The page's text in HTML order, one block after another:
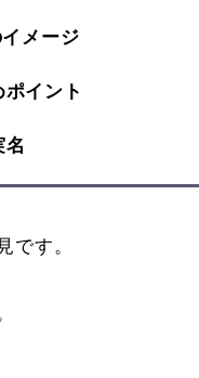
メージ
イント
名
です。